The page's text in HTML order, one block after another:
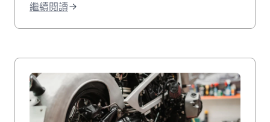
繼續閱讀